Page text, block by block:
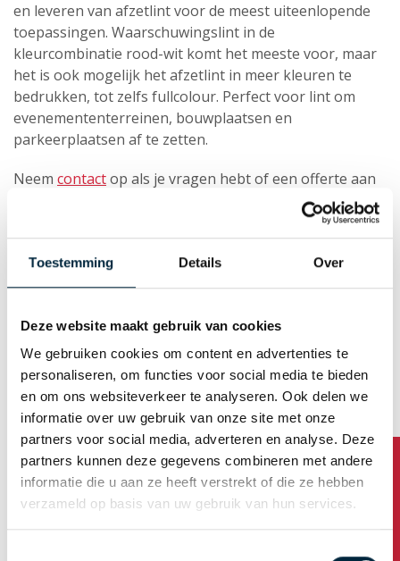
Toestemming Details Over
Deze website maakt gebruik van cookies
We gebruiken cookies om content en advertenties te
personaliseren, om functies voor social media te bieden
en om ons websiteverkeer te analyseren. Ook delen we
informatie over uw gebruik van onze site met onze
partners voor social media, adverteren en analyse. Deze
partners kunnen deze gegevens combineren met andere
informatie die u aan ze heeft verstrekt of die ze hebben
verzameld op basis van uw gebruik van hun services.
en leveren van afzetlint voor de meest uiteenlopende
toepassingen. Waarschuwingslint in de
kleurcombinatie rood-wit komt het meeste voor, maar
het is ook mogelijk het afzetlint in meer kleuren te
bedrukken, tot zelfs fullcolour. Perfect voor lint om
evenemententerreinen, bouwplaatsen en
parkeerplaatsen af te zetten.
Neem contactop als je vragen hebt of een offerte aan
Tapes
Gepersonaliseerde tape
Standaard bedrukte tape
Ecotapes
EcoPaper 110
EcoPaper 310
Eco 210